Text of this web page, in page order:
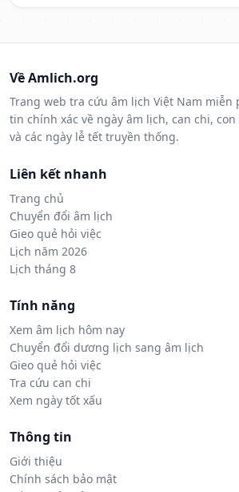
Về Amlich.org
Trang web tra cứu âm lịch Việt Nam miễn
tin chính xác về ngày âm lịch, can chi,
và các ngày lễ tết truyền thống.
Liên kết nhanh
Trang chủ
Chuyển đổi âm lịch
Gieo quẻ hỏi việc
Lịch năm 2026
Lịch tháng 8
Tính năng
Xem âm lịch hôm nay
Chuyển đổi dương lịch sang âm lịch
Gieo quẻ hỏi việc
Tra cứu can chi
Xem ngày tốt xấu
Thông tin
Giới thiệu
Chính sách bảo mật